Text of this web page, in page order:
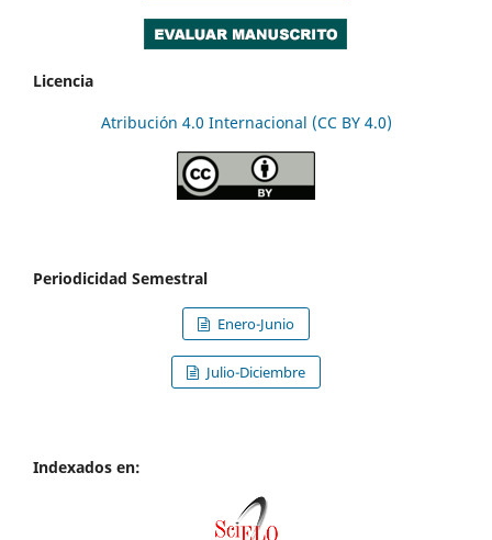
Licencia
Atribución 4.0 Internacional (CC BY 4.0)
Periodicidad Semestral
Enero-Junio
Julio-Diciembre
Indexados en: